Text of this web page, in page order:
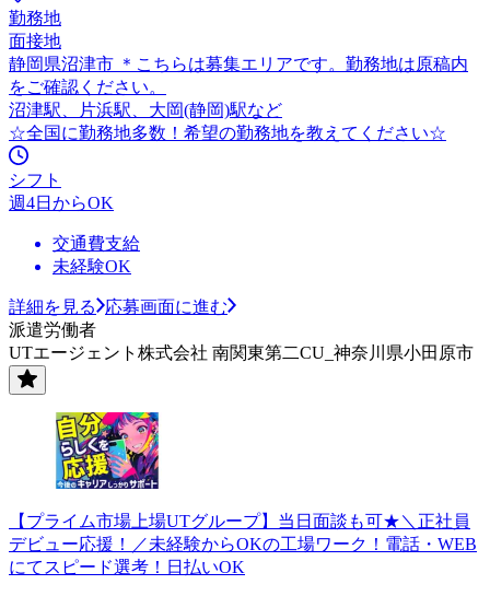
勤務地
面接地
静岡県沼津市 ＊こちらは募集エリアです。勤務地は原稿内
をご確認ください。
沼津駅、片浜駅、大岡(静岡)駅など
☆全国に勤務地多数！希望の勤務地を教えてください☆
シフト
週4日からOK
交通費支給
未経験OK
詳細を見る
応募画面に進む
派遣労働者
UTエージェント株式会社 南関東第二CU_神奈川県小田原市
【プライム市場上場UTグループ】当日面談も可★＼正社員
デビュー応援！／未経験からOKの工場ワーク！電話・WEB
にてスピード選考！日払いOK